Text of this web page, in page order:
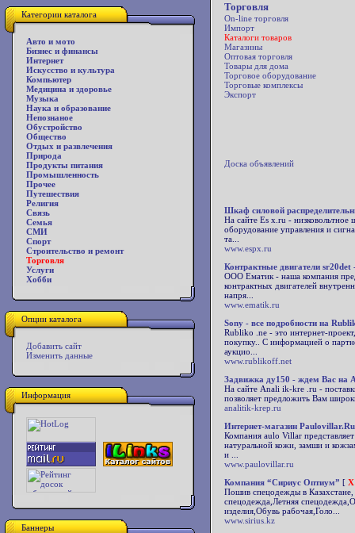
Категории каталога
Авто и мото
Бизнес и финансы
Интернет
Искусство и культура
Компьютер
Медицина и здоровье
Музыка
Наука и образование
Непознаное
Обустройство
Общество
Отдых и развлечения
Природа
Продукты питания
Промышленность
Прочее
Путешествия
Религия
Связь
Семья
СМИ
Спорт
Строительство и ремонт
Торговля
Услуги
Хобби
Опции каталога
Добавить сайт
Изменить данные
Информация
Баннеры
Торговля
On-line торговля
Импорт
Каталоги товаров
Магазины
Оптовая торговля
Товары для дома
Торговое оборудование
Торговые комплексы
Экспорт
Доска объявлений
Шкаф силовой
На сайте Es x.ru - низковольтное
оборудование управления и
та...
www.espx.ru
Контрактные двигатели sr20det
ООО Ематик - наша компания
контрактных двигателей
напря...
www.ematik.ru
Sony - все подробности на
Rubliko .ne - это интернет-
покупку.. С информацией о
аукцио...
www.rublikoff.net
Задвижка ду150 - ждем Вас на
На сайте Anali ik-kre .ru -
позволяет предложить Вам
analitik-krep.ru
Интернет-магазин
Компания aulo Villar
натуральной кожи, замши и
и ...
www.paulovillar.ru
Компания “Сириус Оптиум” [ X
Пошив спецодежды в
спецодежда,Летняя
изделия,Обувь рабочая,Голо...
www.sirius.kz